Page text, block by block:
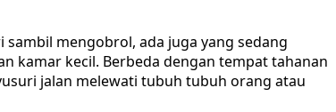
mengobrol, ada juga yang sedang
kamar kecil. Berbeda dengan tempat tahanan
jalan melewati tubuh tubuh orang atau